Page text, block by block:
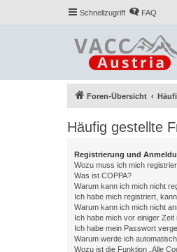
Schnellzugriff FAQ
Foren-Übersicht
Häufig gestellte
Registrierung und
Wozu muss ich mich
Was ist COPPA?
Warum kann ich mich nicht
Ich habe mich registriert,
Warum kann ich mich nicht
Ich habe mich vor einiger
Ich habe mein Passwort
Warum werde ich
Wozu ist die Funktion „Alle